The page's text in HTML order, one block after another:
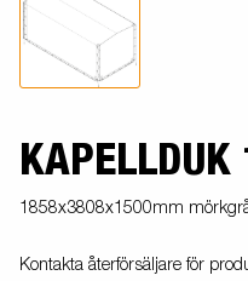
KAPELLDUK
1858x3808x1500mm
Kontakta återförsäljare för